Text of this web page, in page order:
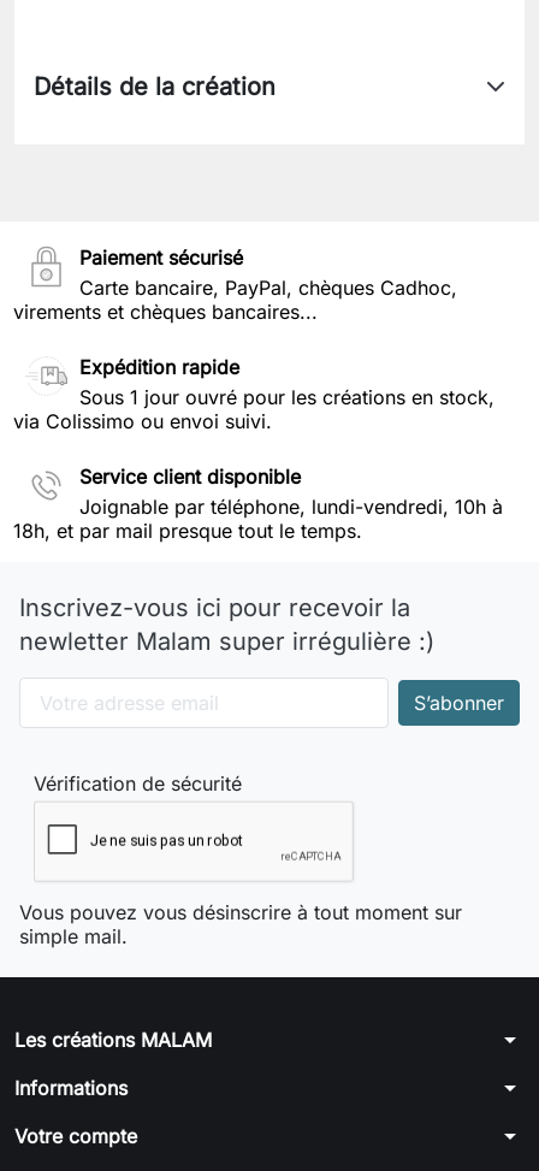
Détails de la création
Paiement sécurisé
Carte bancaire, PayPal, chèques Cadhoc,
virements et chèques bancaires...
Expédition rapide
Sous 1 jour ouvré pour les créations en stock,
via Colissimo ou envoi suivi.
Service client disponible
Joignable par téléphone, lundi-vendredi, 10h à
18h, et par mail presque tout le temps.
Inscrivez-vous ici pour recevoir la
newletter Malam super irrégulière :)
Vérification de sécurité
Vous pouvez vous désinscrire à tout moment sur
simple mail.
Les créations MALAM arrow_drop_down
Informations arrow_drop_down
Votre compte
arrow_drop_down